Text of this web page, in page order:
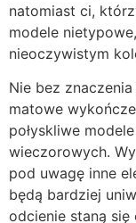
natomiast ci,
modele
nieoczywistym
Nie bez
matowe
połyskliwe
wieczorowych.
pod uwagę inne
będą bardziej
odcienie staną